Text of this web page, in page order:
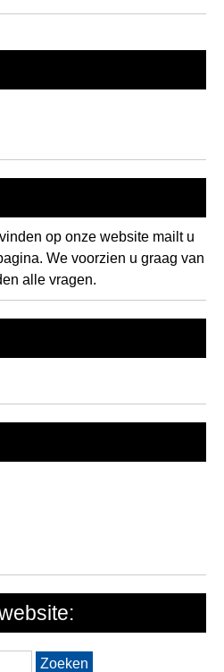
op onze website mailt u
We voorzien u graag van
alle vragen.